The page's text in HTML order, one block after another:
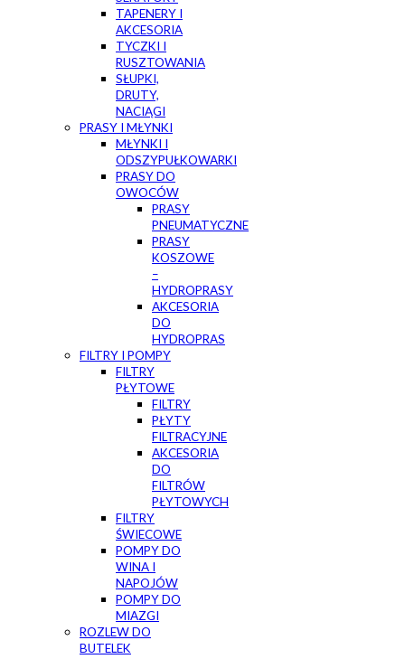
TAPENERY I
AKCESORIA
TYCZKI I
RUSZTOWANIA
SŁUPKI,
DRUTY,
NACIĄGI
PRASY I MŁYNKI
MŁYNKI I
ODSZYPUŁKOWARKI
PRASY DO
OWOCÓW
PRASY
PNEUMATYCZNE
PRASY
KOSZOWE
–
HYDROPRASY
AKCESORIA
DO
HYDROPRAS
FILTRY I POMPY
FILTRY
PŁYTOWE
FILTRY
PŁYTY
FILTRACYJNE
AKCESORIA
DO
FILTRÓW
PŁYTOWYCH
FILTRY
ŚWIECOWE
POMPY DO
WINA I
NAPOJÓW
POMPY DO
MIAZGI
ROZLEW DO
BUTELEK